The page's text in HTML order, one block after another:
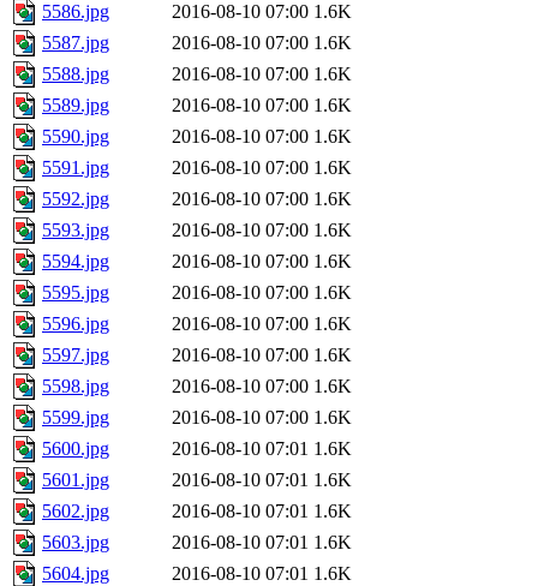
5586.jpg
2016-08-10 07:00 1.6K
5587.jpg
2016-08-10 07:00 1.6K
5588.jpg
2016-08-10 07:00 1.6K
5589.jpg
2016-08-10 07:00 1.6K
5590.jpg
2016-08-10 07:00 1.6K
5591.jpg
2016-08-10 07:00 1.6K
5592.jpg
2016-08-10 07:00 1.6K
5593.jpg
2016-08-10 07:00 1.6K
5594.jpg
2016-08-10 07:00 1.6K
5595.jpg
2016-08-10 07:00 1.6K
5596.jpg
2016-08-10 07:00 1.6K
5597.jpg
2016-08-10 07:00 1.6K
5598.jpg
2016-08-10 07:00 1.6K
5599.jpg
2016-08-10 07:00 1.6K
5600.jpg
2016-08-10 07:01 1.6K
5601.jpg
2016-08-10 07:01 1.6K
5602.jpg
2016-08-10 07:01 1.6K
5603.jpg
2016-08-10 07:01 1.6K
5604.jpg
2016-08-10 07:01 1.6K